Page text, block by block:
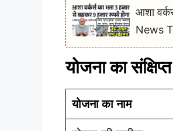
आशा
News
योजना का
योजना का नाम